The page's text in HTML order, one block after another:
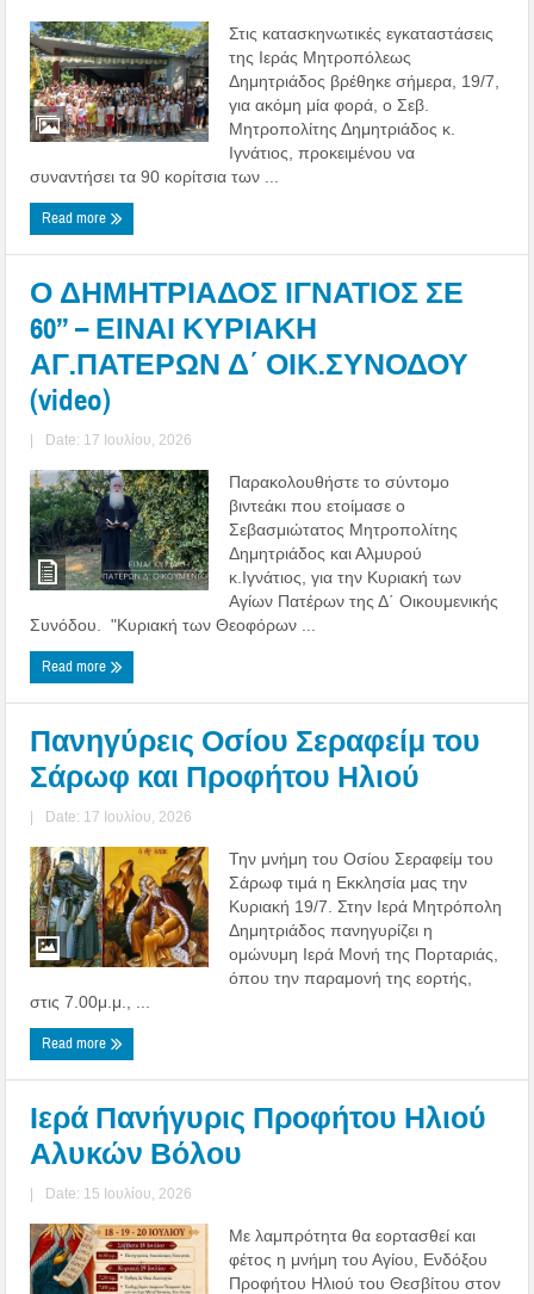
Στις κατασκηνωτικές εγκαταστάσεις
της Ιεράς Μητροπόλεως
Δημητριάδος βρέθηκε σήμερα, 19/7,
για ακόμη μία φορά, ο Σεβ.
Μητροπολίτης Δημητριάδος κ.
Ιγνάτιος, προκειμένου να
συναντήσει τα 90 κορίτσια των ...
Read more
Ο ΔΗΜΗΤΡΙΑΔΟΣ ΙΓΝΑΤΙΟΣ ΣΕ
60’’ – ΕΙΝΑΙ ΚΥΡΙΑΚΗ
ΑΓ.ΠΑΤΕΡΩΝ Δ΄ ΟΙΚ.ΣΥΝΟΔΟΥ
(video)
| Date: 17 Ιουλίου, 2026
Παρακολουθήστε το σύντομο
βιντεάκι που ετοίμασε ο
Σεβασμιώτατος Μητροπολίτης
Δημητριάδος και Αλμυρού
κ.Ιγνάτιος, για την Κυριακή των
Αγίων Πατέρων της Δ΄ Οικουμενικής
Συνόδου. "Κυριακή των Θεοφόρων ...
Read more
Πανηγύρεις Οσίου Σεραφείμ του
Σάρωφ και Προφήτου Ηλιού
| Date: 17 Ιουλίου, 2026
Την μνήμη του Οσίου Σεραφείμ του
Σάρωφ τιμά η Εκκλησία μας την
Κυριακή 19/7. Στην Ιερά Μητρόπολη
Δημητριάδος πανηγυρίζει η
ομώνυμη Ιερά Μονή της Πορταριάς,
όπου την παραμονή της εορτής,
στις 7.00μ.μ., ...
Read more
Ιερά Πανήγυρις Προφήτου Ηλιού
Αλυκών Βόλου
| Date: 15 Ιουλίου, 2026
Με λαμπρότητα θα εορτασθεί και
φέτος η μνήμη του Αγίου, Ενδόξου
Προφήτου Ηλιού του Θεσβίτου στον